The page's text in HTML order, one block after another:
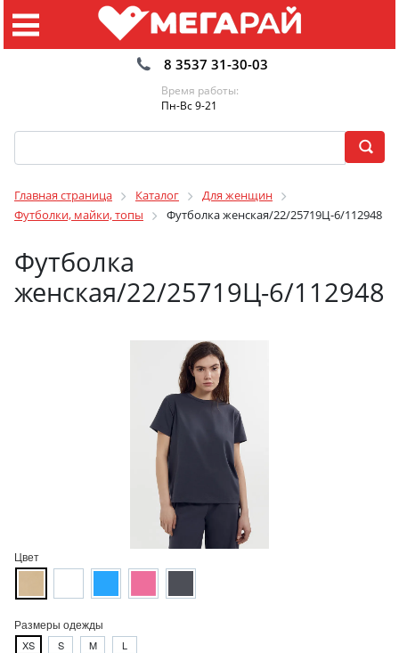
8 3537 31-30-03
Время работы:
Пн-Вс 9-21
Главная страница Каталог
Для женщин
Футболки, майки, топы
Футболка женская/22/25719Ц-6/112948
Футболка
женская/22/25719Ц-6/112948
Цвет
Размеры одежды
XS S M L